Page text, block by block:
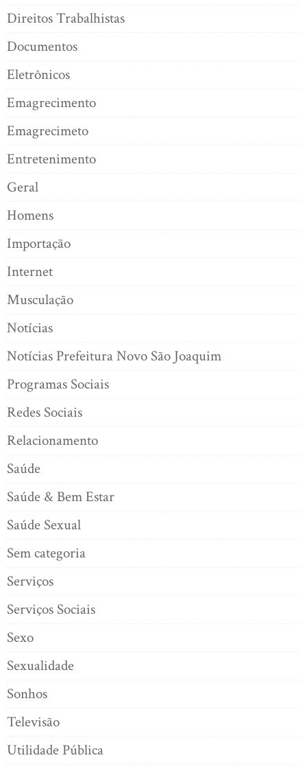
Direitos Trabalhistas
Documentos
Eletrônicos
Emagrecimento
Emagrecimeto
Entretenimento
Geral
Homens
Importação
Internet
Musculação
Notícias
Notícias Prefeitura Novo São Joaquim
Programas Sociais
Redes Sociais
Relacionamento
Saúde
Saúde & Bem Estar
Saúde Sexual
Sem categoria
Serviços
Serviços Sociais
Sexo
Sexualidade
Sonhos
Televisão
Utilidade Pública